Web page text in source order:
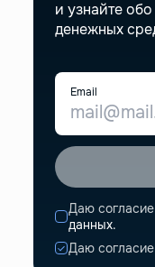
и узнайте
денежных
Email
Даю
данных.
Даю